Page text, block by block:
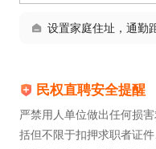
设置家庭住址，通勤
民权直聘安全提醒
严禁用人单位做出任何损
括但不限于扣押求职者证